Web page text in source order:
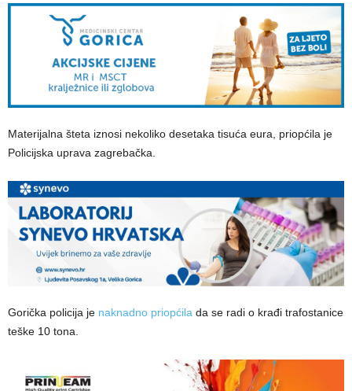
Materijalna šteta iznosi nekoliko desetaka tisuća eura, priopćila je
Policijska uprava zagrebačka.
Gorička policija je naknadno priopćila da se radi o krađi trafostanice
teške 10 tona.